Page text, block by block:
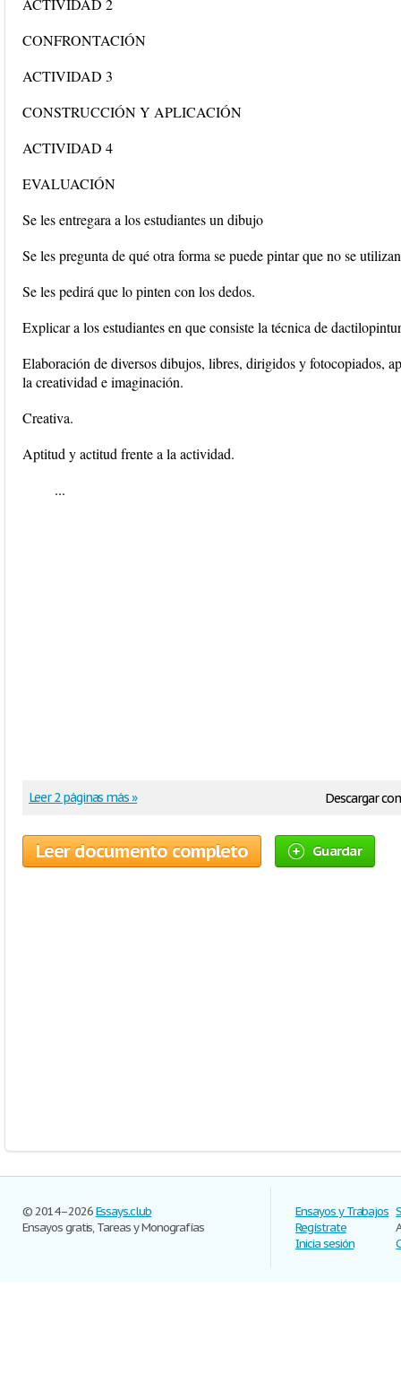
ACTIVIDAD 2
CONFRONTACIÓN
ACTIVIDAD 3
CONSTRUCCIÓN Y APLICACIÓN
ACTIVIDAD 4
EVALUACIÓN
Se les entregara a los estudiantes un dibujo
Se les pregunta de qué otra forma se puede pintar que no se
Se les pedirá que lo pinten con los dedos.
Explicar a los estudiantes en que consiste la técnica de
Elaboración de diversos dibujos, libres, dirigidos y fotocopiados,
la creatividad e imaginación.
Creativa.
Aptitud y actitud frente a la actividad.
...
Descargar
Leer 2 páginas más »
Leer documento completo Guardar
© 2014–2026Essays.club
Ensayos gratis, Tareas y Monografías
Ensayos y Trabajos
Regístrate
Inicia sesión